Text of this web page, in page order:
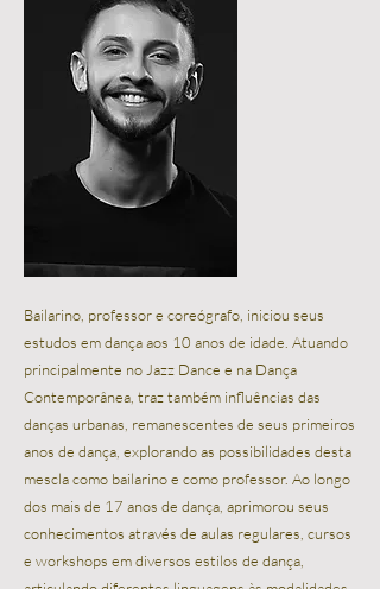
Bailarino, professor e coreógrafo, iniciou seus
estudos em dança aos 10 anos de idade. Atuando
principalmente no Jazz Dance e na Dança
Contemporânea, traz também influências das
danças urbanas, remanescentes de seus primeiros
anos de dança, explorando as possibilidades desta
mescla como bailarino e como professor. Ao longo
dos mais de 17 anos de dança, aprimorou seus
conhecimentos através de aulas regulares, cursos
e workshops em diversos estilos de dança,